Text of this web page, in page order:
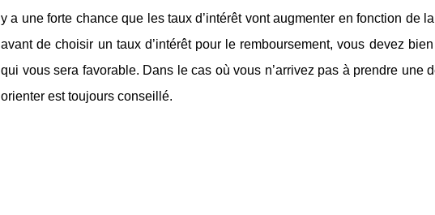
y a une forte chance que les taux d’intérêt vont augmenter en fonction de
avant de choisir un taux d’intérêt pour le remboursement, vous devez
qui vous sera favorable. Dans le cas où vous n’arrivez pas à prendre une
orienter est toujours conseillé.